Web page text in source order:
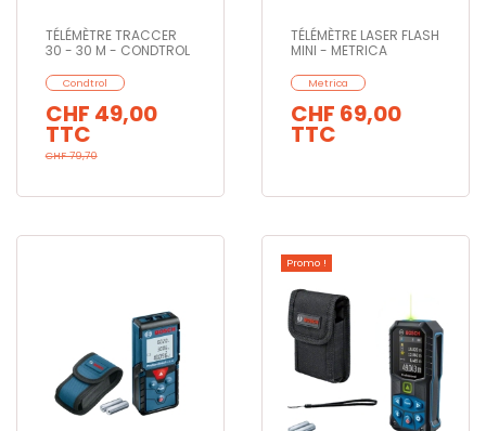
TÉLÉMÈTRE TRACCER
30 - 30 M - CONDTROL
Condtrol
CHF 49,00
TTC
CHF 79,70
TÉLÉMÈTRE LASER FLASH
MINI - METRICA
Metrica
CHF 69,00
TTC
Promo !